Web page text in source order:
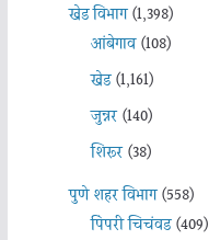
खेड विभाग(1,398)
आंबेगाव(108)
खेड(1,161)
जुन्नर(140)
शिरूर(38)
पुणे शहर विभाग(558)
पिंपरी चिचंवड(409)